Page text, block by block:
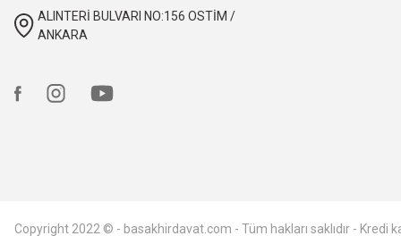
hızlı kargo ve itinalı paketleme, çok teşekkürler. Başak
hızlı kargo ve itinalı paketleme. çok teşekkürler, kesinlikle
ALINTERİ BULVARI NO:156 OSTİM /
ANKARA
Copyright 2022 © - basakhirdavat.com - Tüm hakları saklıdır - Kredi